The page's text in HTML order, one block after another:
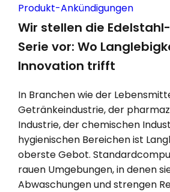
Produkt-Ankündigungen
Wir stellen die
Serie vor: Wo
Innovation trifft
In Branchen wie der
Getränkeindustrie, der
Industrie, der chemischen
hygienischen Bereichen ist
oberste Gebot.
rauen Umgebungen, in denen
Abwaschungen und strengen